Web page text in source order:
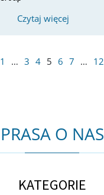
Czytaj więcej
1 … 3 4 5 6 7 … 12
PRASA O NAS
KATEGORIE